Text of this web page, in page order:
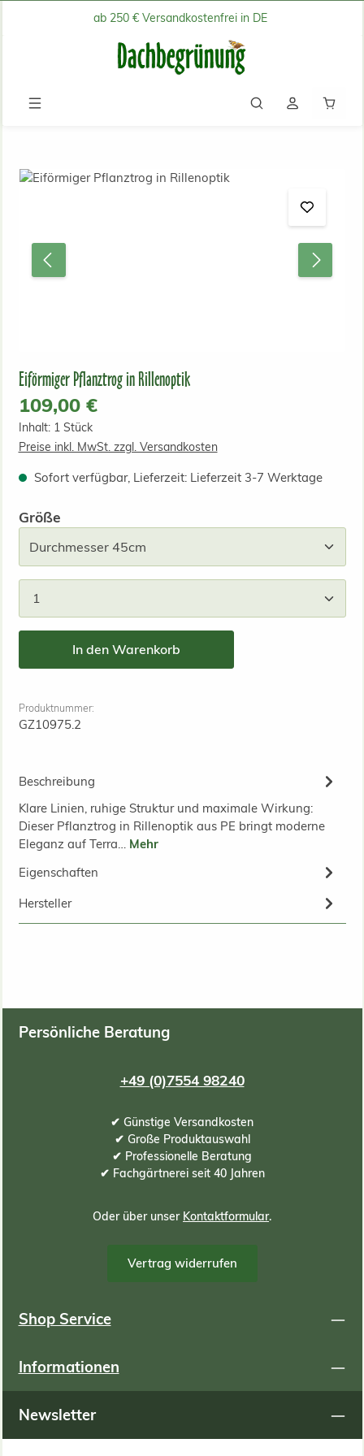
Zum Hauptinhalt springenab 250 € Versandkostenfrei in DE
Bildergalerie überspringen
Eiförmiger Pflanztrog in Rillenoptik
Regulärer Preis:
109,00 €
Inhalt: 1 Stück
Preise inkl. MwSt. zzgl. Versandkosten
Sofort verfügbar, Lieferzeit: Lieferzeit 3-7 Werktage
Größeauswählen
In den Warenkorb
Produktnummer:
GZ10975.2
Beschreibung
Klare Linien, ruhige Struktur und maximale Wirkung:
Dieser Pflanztrog in Rillenoptik aus PE bringt moderne
Eleganz auf Terra… Mehr
Eigenschaften
Hersteller
Persönliche Beratung
+49 (0)7554 98240
✔ Günstige Versandkosten
✔ Große Produktauswahl
✔ Professionelle Beratung
✔ Fachgärtnerei seit 40 Jahren
Oder über unser Kontaktformular.
Vertrag widerrufen
Shop Service
Informationen
Newsletter